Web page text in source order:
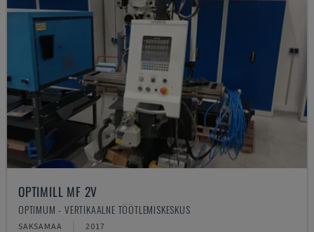
OPTIMILL MF 2V
OPTIMUM - VERTIKAALNE TÖÖTLEMISKESKUS
SAKSAMAA 2017